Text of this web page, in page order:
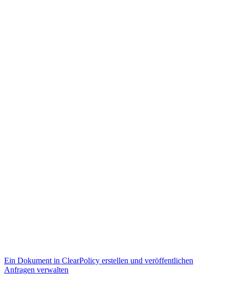
Ein Dokument in ClearPolicy erstellen und veröffentlichen
Anfragen verwalten